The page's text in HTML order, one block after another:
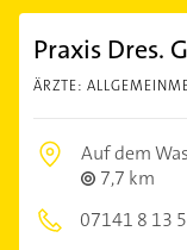
Praxis Dres.
ÄRZTE:
Auf dem
7,7 km
07141 8 13